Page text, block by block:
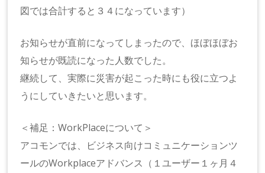
図では合計すると３４になっています）
お知らせが直前になってしまったので、ほぼほぼお
知らせが既読になった人数でした。
継続して、実際に災害が起こった時にも役に立つよ
うにしていきたいと思います。
＜補足：WorkPlaceについて＞
アコモンでは、ビジネス向けコミュニケーションツ
ールのWorkplaceアドバンス（１ユーザー１ヶ月４